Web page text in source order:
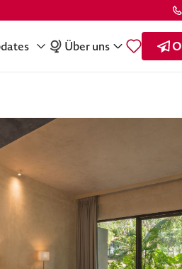
Über uns